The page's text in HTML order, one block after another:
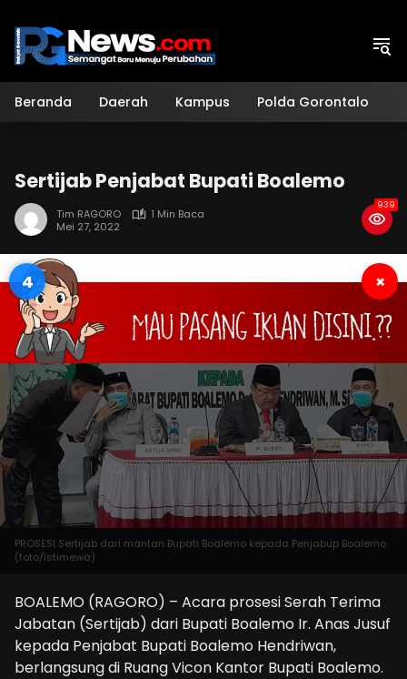
konten
Beranda Daerah Kampus Polda Gorontalo
Sertijab Penjabat Bupati Boalemo
Tim RAGORO
1 Min Baca
Mei 27, 2022
939
3 ×
PROSESI Sertijab dari mantan Bupati Boalemo kepada Penjabup Boalemo.
(foto/istimewa)
BOALEMO (RAGORO) – Acara prosesi Serah Terima
Jabatan (Sertijab) dari Bupati Boalemo Ir. Anas Jusuf
kepada Penjabat Bupati Boalemo Hendriwan,
berlangsung di Ruang Vicon Kantor Bupati Boalemo.